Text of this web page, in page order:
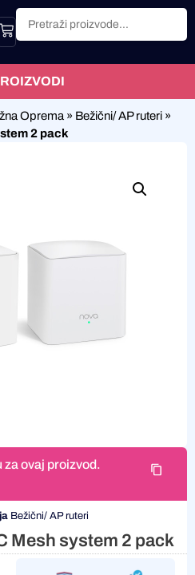
Oprema » Bežični/ AP ruteri »
2 pack
ovaj proizvod.
Bežični/ AP ruteri
Mesh system 2 pack